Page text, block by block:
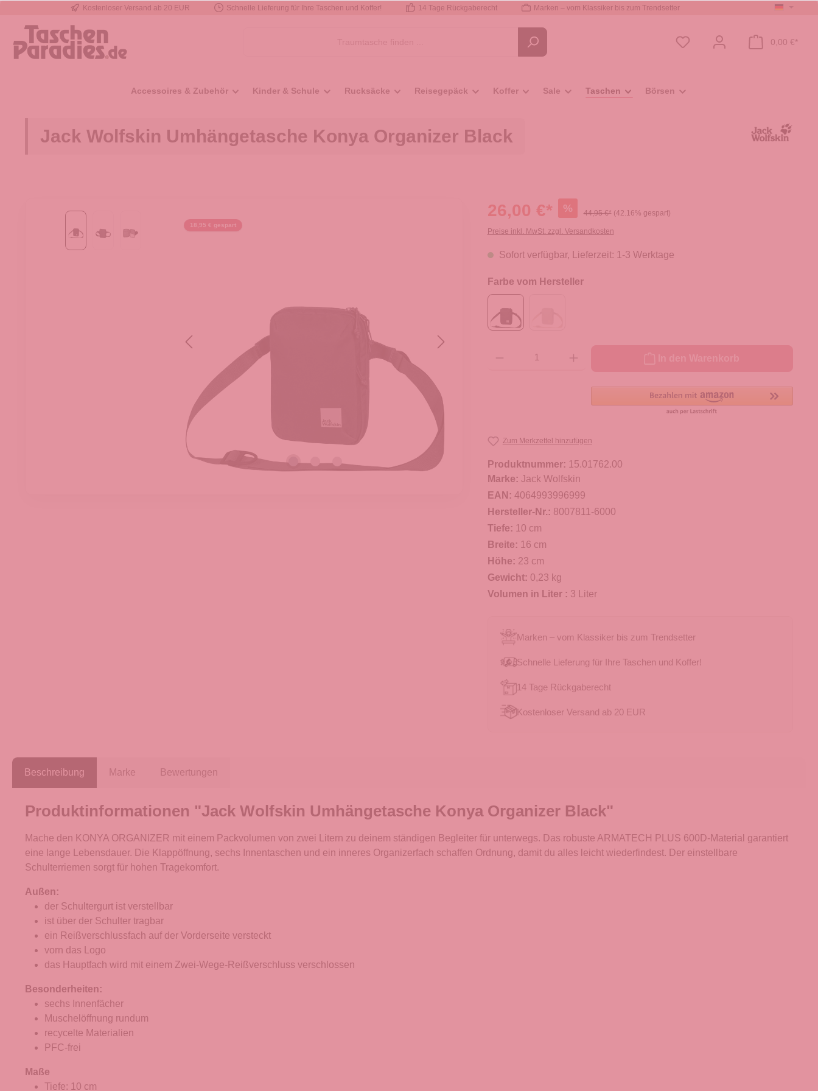
Zur Hauptnavigation springen
Kostenloser Versand ab 20 EUR Schnelle Lieferung für Ihre Taschen und Koffer! 14 Tage Rückgaberecht Marken – vom Klassiker bis zum Trendsetter
0,00 €*
Accessoires & Zubehör Kinder & Schule Rucksäcke Reisegepäck Koffer Sale Taschen Börsen
Jack Wolfskin Umhängetasche Konya Organizer Black
18,95 € gespart
26,00 €* % 44,95 €* (42.16% gespart)
Preise inkl. MwSt. zzgl. Versandkosten
Sofort verfügbar, Lieferzeit: 1-3 Werktage
Farbe vom Hersteller
Zum Merkzettel hinzufügen
Produktnummer: 15.01762.00
Marke: Jack Wolfskin
EAN: 4064993996999
Hersteller-Nr.: 8007811-6000
Tiefe: 10 cm
Breite: 16 cm
Höhe: 23 cm
Gewicht: 0,23 kg
Volumen in Liter : 3 Liter
Marken – vom Klassiker bis zum Trendsetter
Schnelle Lieferung für Ihre Taschen und Koffer!
14 Tage Rückgaberecht
Kostenloser Versand ab 20 EUR
Beschreibung Marke Bewertungen
Produktinformationen "Jack Wolfskin Umhängetasche Konya Organizer Black"
Mache den KONYA ORGANIZER mit einem Packvolumen von zwei Litern zu deinem ständigen Begleiter für unterwegs. Das robuste ARMATECH PLUS 600D-Material garantiert
eine lange Lebensdauer. Die Klappöffnung, sechs Innentaschen und ein inneres Organizerfach schaffen Ordnung, damit du alles leicht wiederfindest. Der einstellbare
Schulterriemen sorgt für hohen Tragekomfort.
Außen:
der Schultergurt ist verstellbar
ist über der Schulter tragbar
ein Reißverschlussfach auf der Vorderseite versteckt
vorn das Logo
das Hauptfach wird mit einem Zwei-Wege-Reißverschluss verschlossen
Besonderheiten:
sechs Innenfächer
Muschelöffnung rundum
recycelte Materialien
PFC-frei
Maße
Tiefe: 10 cm